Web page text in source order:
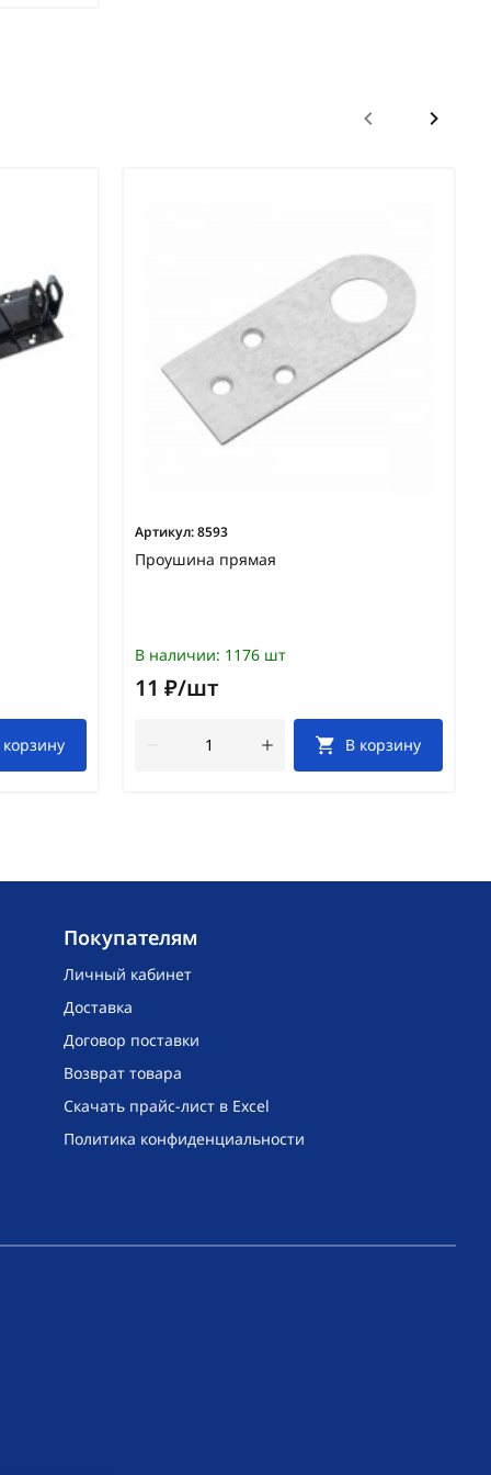
Артикул:8593
Проушина прямая
В наличии: 1176 шт
11 ₽/шт
В корзину
Покупателям
Личный кабинет
Доставка
Договор поставки
Возврат товара
Скачать прайс-лист в Excel
Политика конфиденциальности